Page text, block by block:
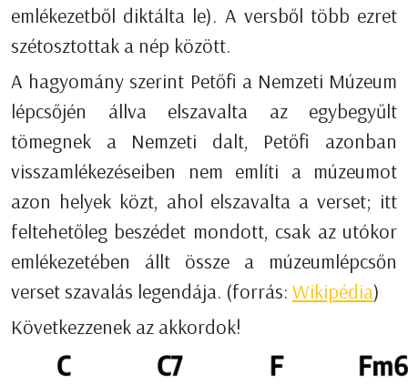
emlékezetből diktálta le). A versből több ezret
szétosztottak a nép között.
A hagyomány szerint Petőfi a Nemzeti Múzeum
lépcsőjén állva elszavalta az egybegyűlt
tömegnek a Nemzeti dalt, Petőfi azonban
visszamlékezéseiben nem említi a múzeumot
azon helyek közt, ahol elszavalta a verset; itt
feltehetőleg beszédet mondott, csak az utókor
emlékezetében állt össze a múzeumlépcsőn
verset szavalás legendája. (forrás: Wikipédia)
Következzenek az akkordok!